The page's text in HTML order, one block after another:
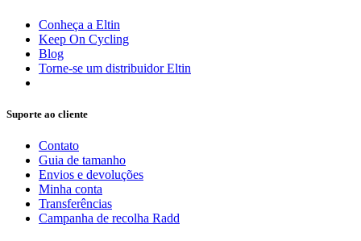
Conheça a Eltin
Keep On Cycling
Blog
Torne-se um distribuidor Eltin
Suporte ao cliente
Contato
Guia de tamanho
Envios e devoluções
Minha conta
Transferências
Campanha de recolha Radd